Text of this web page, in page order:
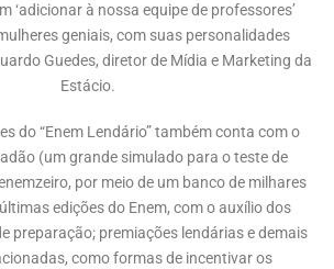
‘adicionar à nossa equipe de professores’
geniais, com suas personalidades
Guedes, diretor de Mídia e Marketing da
Estácio.
do “Enem Lendário” também conta com o
(um grande simulado para o teste de
por meio de um banco de milhares
edições do Enem, com o auxílio dos
preparação; premiações lendárias e demais
como formas de incentivar os